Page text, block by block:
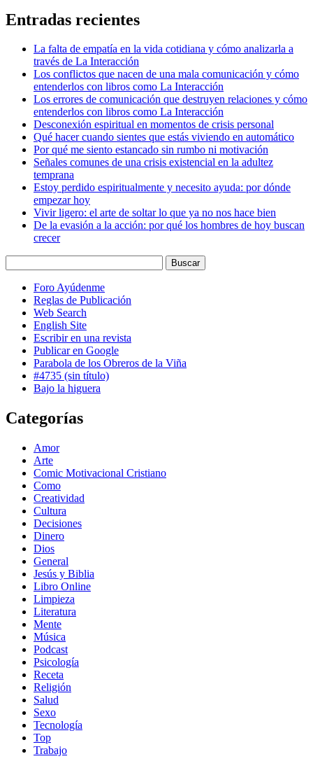
Entradas recientes
La falta de empatía en la vida cotidiana y cómo analizarla a
través de La Interacción
Los conflictos que nacen de una mala comunicación y cómo
entenderlos con libros como La Interacción
Los errores de comunicación que destruyen relaciones y cómo
entenderlos con libros como La Interacción
Desconexión espiritual en momentos de crisis personal
Qué hacer cuando sientes que estás viviendo en automático
Por qué me siento estancado sin rumbo ni motivación
Señales comunes de una crisis existencial en la adultez
temprana
Estoy perdido espiritualmente y necesito ayuda: por dónde
empezar hoy
Vivir ligero: el arte de soltar lo que ya no nos hace bien
De la evasión a la acción: por qué los hombres de hoy buscan
crecer
Foro Ayúdenme
Reglas de Publicación
Web Search
English Site
Escribir en una revista
Publicar en Google
Parabola de los Obreros de la Viña
#4735 (sin título)
Bajo la higuera
Categorías
Amor
Arte
Comic Motivacional Cristiano
Como
Creatividad
Cultura
Decisiones
Dinero
Dios
General
Jesús y Biblia
Libro Online
Limpieza
Literatura
Mente
Música
Podcast
Psicología
Receta
Religión
Salud
Sexo
Tecnología
Top
Trabajo